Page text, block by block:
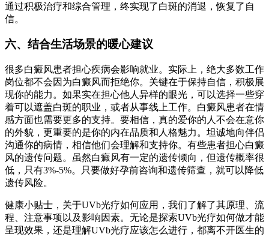
通过积极治疗和综合管理，终实现了白斑的消退，恢复了自
信。
六、结合生活场景的暖心建议
很多白癜风患者担心疾病会影响就业。实际上，绝大多数工作
岗位都不会因为白癜风而拒绝你。关键在于保持自信，积极展
现你的能力。如果实在担心他人异样的眼光，可以选择一些穿
着可以遮盖白斑的职业，或者从事线上工作。白癜风患者在情
感方面也需要更多的支持。要相信，真的爱你的人不会在意你
的外貌，更重要的是你的内在品质和人格魅力。坦诚地向伴侣
沟通你的病情，相信他们会理解和支持你。有些患者担心白癜
风的遗传问题。虽然白癜风有一定的遗传倾向，但遗传概率很
低，只有3%-5%。只要做好孕前咨询和遗传筛查，就可以降低
遗传风险。
健康小贴士，关于UVb光疗如何应用，我们了解了其原理、流
程、注意事项以及影响因素。无论是探索UVb光疗如何做才能
呈现效果，还是理解UVb光疗应该怎么进行，都离不开医生的